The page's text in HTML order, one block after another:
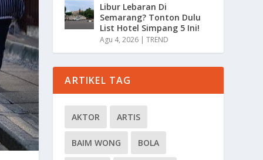
Libur Lebaran Di
Semarang? Tonton Dulu
List Hotel Simpang 5 Ini!
Agu 4, 2026 |TREND
ARTIKEL TAG
AKTOR ARTIS
BAIM WONG BOLA